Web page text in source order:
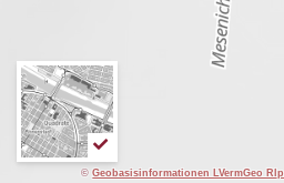
©Geobasisinformationen LVermGeo Rlp